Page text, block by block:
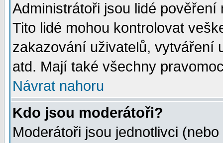
Administrátoři jsou lidé
Tito lidé mohou kontrolovat
zakazování uživatelů, vytváření
atd. Mají také všechny
Návrat nahoru
Kdo jsou moderátoři?
Moderátoři jsou jednotlivci